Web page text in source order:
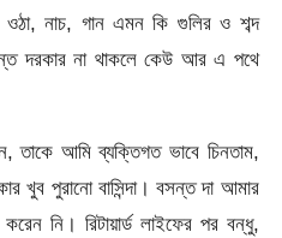
ওঠা, নাচ, গান এমন কি গুলির ও শব্দ
দরকার না থাকলে কেউ আর এ পথে
তাকে আমি ব্যক্তিগত ভাবে চিনতাম,
পুরানো বাসিন্দা। বসন্ত দা আমার
নি। রিটায়ার্ড লাইফের পর বন্ধু,